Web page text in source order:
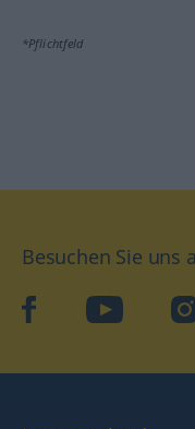
*Pflichtfeld
Besuchen Sie uns
facebookYouTube